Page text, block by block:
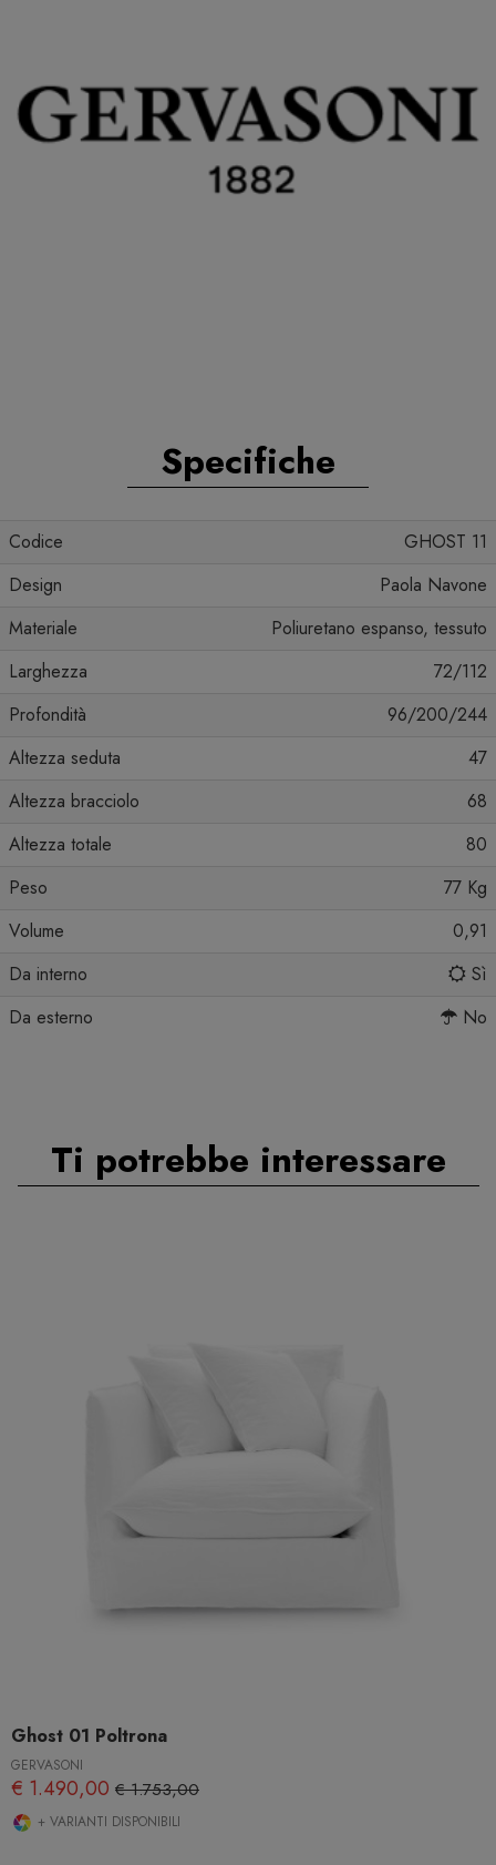
Specifiche
Codice
GHOST 11
Design
Paola Navone
Materiale
Poliuretano espanso, tessuto
Larghezza
72/112
Profondità
96/200/244
Altezza seduta
47
Altezza bracciolo
68
Altezza totale
80
Peso
77 Kg
Volume
0,91
Da interno
Sì
Da esterno
No
Ti potrebbe interessare
Ghost 01 Poltrona
GERVASONI
€ 1.490,00 € 1.753,00
+ VARIANTI DISPONIBILI